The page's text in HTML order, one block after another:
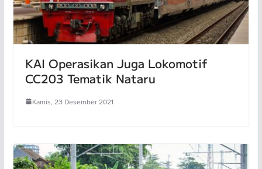
KAI Operasikan Juga Lokomotif
CC203 Tematik Nataru
Kamis, 23 Desember 2021